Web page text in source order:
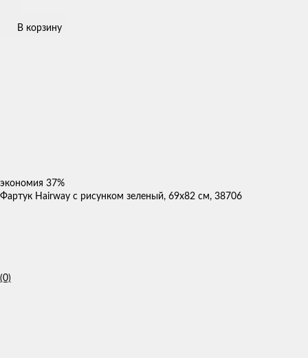
В корзину
экономия 37%
Фартук Hairway с рисунком зеленый, 69x82 см, 38706
(0)